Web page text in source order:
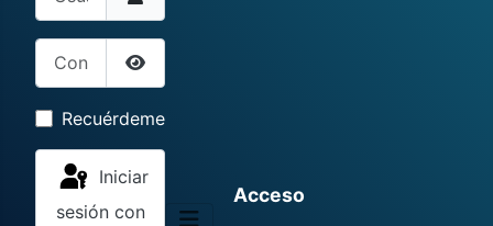
Contraseña
Mostrar contraseña
Recuérdeme
sesión con
Acceso